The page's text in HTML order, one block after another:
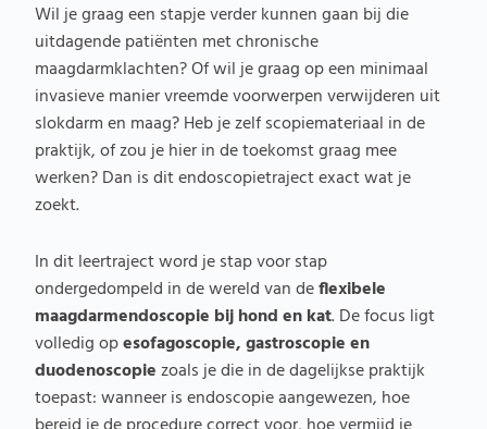
Wil je graag een stapje verder kunnen gaan bij die
uitdagende patiënten met chronische
maagdarmklachten? Of wil je graag op een minimaal
invasieve manier vreemde voorwerpen verwijderen uit
slokdarm en maag? Heb je zelf scopiemateriaal in de
praktijk, of zou je hier in de toekomst graag mee
werken? Dan is dit endoscopietraject exact wat je
zoekt.
In dit leertraject word je stap voor stap
ondergedompeld in de wereld van deflexibele
maagdarmendoscopie bij hond en kat. De focus ligt
volledig opesofagoscopie, gastroscopie en
duodenoscopiezoals je die in de dagelijkse praktijk
toepast: wanneer is endoscopie aangewezen, hoe